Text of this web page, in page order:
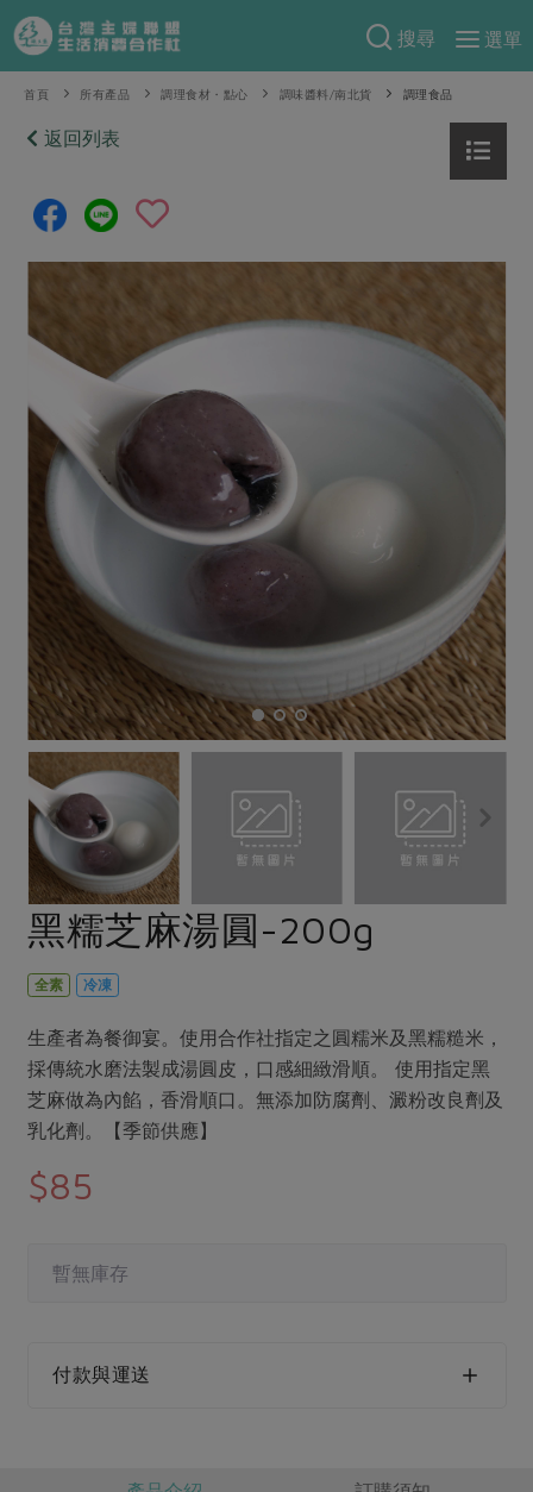
搜尋
選單
產品分類
當季蔬果
芽苗類
辛香料類
奶蛋豆・五穀
豆製品
肉品・水產
畜產肉類 水產
水畜加工品
調理食材・點心
調味醬料/南北貨 烘焙
休閒零嘴 沖泡飲品
保健食品
居家好物
美妝保養
家庭清潔 織品
日用品
最新產品
優惠專區
素食專區
樂齡友善
食譜料理
食材
肉食
常備菜
蔬食
料理方式
烘焙．點心
醬料
湯品．鍋物
漬物
涼拌沙拉
飲品
主題食譜
養身食補
節慶大餐
高麗菜海鮮煎餅
特別企畫
預購活動
防災用品預購圓滿結束
2026年端午節預購圓滿結束
更多預購活動
傳到心坎裡，誠心又澎派
合作25-經典快閃最後一週
合作25-精選產品第四彈
更多當季產品
議題活動
主婦聯盟X樂齡網特約優惠案
30%rPET紅烏龍茶
2024農業發展計畫年度報告
更多議題活動
傳到心坎裡，誠心又澎派
綠主張
主婦食堂
社內大小事
產品故事 生活提案
親子食育
廚房瑜伽
關注議題
減硝酸鹽 惜食
非基改運動 支持本土農糧
廢核運動 能源議題
減添加物
公益金 食農教育
更多議題
生活者e週報
綠主張月刊
典藏閱覽室
關於我們
合作社組織
員工與求才
產品檢驗
自主把關
檢驗報告
硝酸鹽檢驗
社員權益
合作社法規
社務專區
選舉專區
最新消息
媒體報導
下載專區
地區活動
活動報下載
首頁 所有產品 調理食材・點心 調味醬料/南北貨 調理食品
返回列表
黑糯芝麻湯圓-200g
全素 冷凍
生產者為餐御宴。使用合作社指定之圓糯米及黑糯糙米，
採傳統水磨法製成湯圓皮，口感細緻滑順。 使用指定黑
芝麻做為內餡，香滑順口。無添加防腐劑、澱粉改良劑及
乳化劑。【季節供應】
$85
暫無庫存
付款與運送